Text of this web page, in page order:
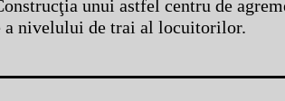
unui astfel centru de
a nivelului de trai al locuitorilor.